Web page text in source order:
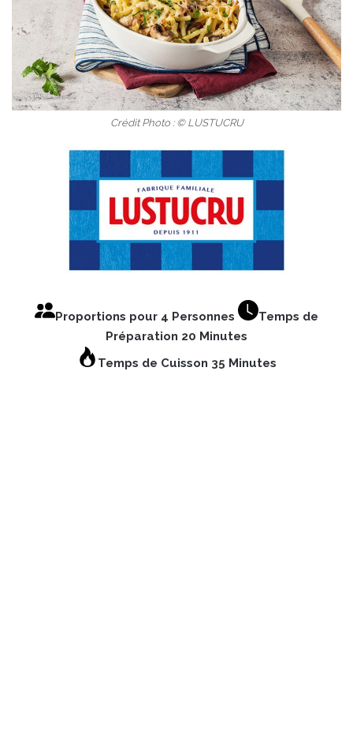
Crédit Photo : © LUSTUCRU
Proportions pour 4 Personnes
Temps de
Préparation 20 Minutes
Temps de Cuisson 35 Minutes